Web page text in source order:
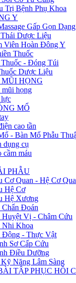
Trị Bệnh Phụ Khoa
Y
Gấp Gọn
Dược Liệu
Viên Hoàn Đông Y
Thuốc
Thuốc - Đóng Túi
Dược Liệu
HỌNG
họng
MỔ
cao tần
- Bàn Mổ Phẫu
dụng cụ
cầm máu
PHẪU
Cơ Quan - Hệ Cơ
Hệ Cơ
Hệ Xương
Đoán
Vị - Châm Cứu
Khoa
- Thực Vật
Sơ Cấp Cứu
Điều Dưỡng
Năng Lâm Sàng
TẬP PHỤC HỒI